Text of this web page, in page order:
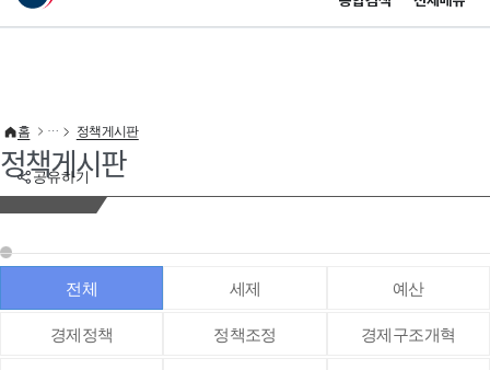
이 누리집은 대한민국 공식 전자정부 누리집입니다.
공유하기
홈 정책게시판
정책게시판
전체 세제 예산
경제정책 정책조정 경제구조개혁